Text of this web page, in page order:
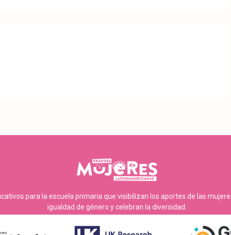
para la escuela primaria que visibilizan los aportes de las
igualdad de género y celebran la diversidad.